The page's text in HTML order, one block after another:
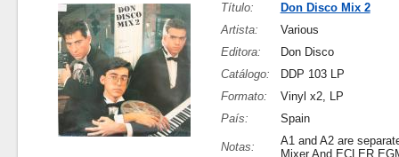
Título:
Don Disco Mix 2
Artista:
Various
Editora:
Don Disco
Catálogo:
DDP 103 LP
Formato:
Vinyl x2, LP
País:
Spain
Notas:
A1 and A2 are
Mixer And ECLER